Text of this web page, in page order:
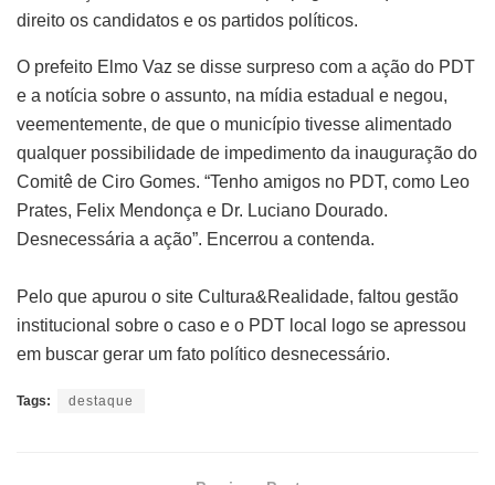
direito os candidatos e os partidos políticos.
O prefeito Elmo Vaz se disse surpreso com a ação do PDT
e a notícia sobre o assunto, na mídia estadual e negou,
veementemente, de que o município tivesse alimentado
qualquer possibilidade de impedimento da inauguração do
Comitê de Ciro Gomes. “Tenho amigos no PDT, como Leo
Prates, Felix Mendonça e Dr. Luciano Dourado.
Desnecessária a ação”. Encerrou a contenda.
Pelo que apurou o site Cultura&Realidade, faltou gestão
institucional sobre o caso e o PDT local logo se apressou
em buscar gerar um fato político desnecessário.
Tags: destaque